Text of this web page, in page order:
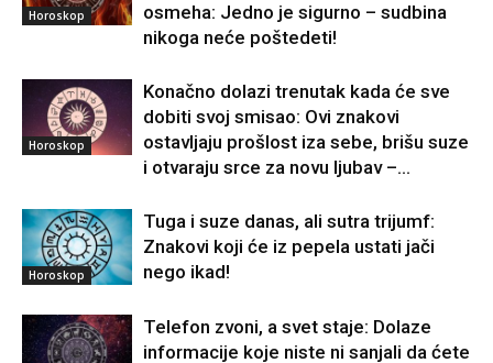
Horoskop
osmeha: Jedno je sigurno – sudbina
nikoga neće poštedeti!
Horoskop
Konačno dolazi trenutak kada će sve
dobiti svoj smisao: Ovi znakovi
ostavljaju prošlost iza sebe, brišu suze
i otvaraju srce za novu ljubav –...
Horoskop
Tuga i suze danas, ali sutra trijumf:
Znakovi koji će iz pepela ustati jači
nego ikad!
Telefon zvoni, a svet staje: Dolaze
informacije koje niste ni sanjali da ćete